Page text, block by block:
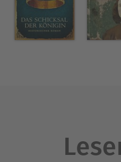
als fünfzehn Jahren
SHARPES KOMMANDO